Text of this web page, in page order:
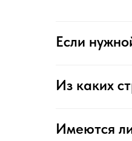
Если
Из каких
Имеются